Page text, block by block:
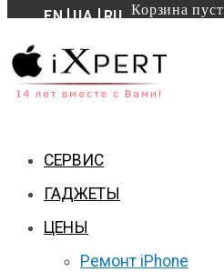
EN UA RU Корзина
СЕРВИС
ГАДЖЕТЫ
ЦЕНЫ
Ремонт iPhone